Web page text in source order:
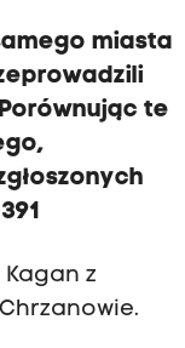
miasta
te
z